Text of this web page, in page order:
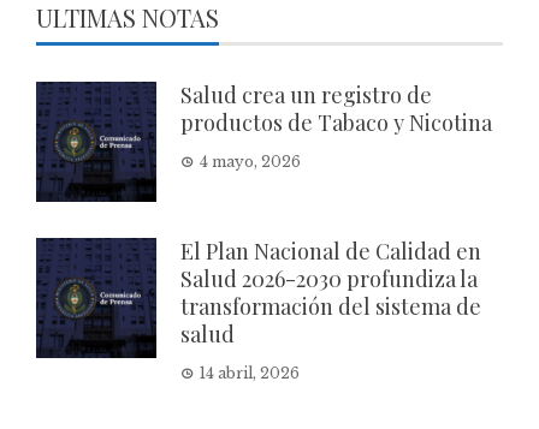
ULTIMAS NOTAS
Salud crea un registro de
productos de Tabaco y Nicotina
4 mayo, 2026
El Plan Nacional de Calidad en
Salud 2026-2030 profundiza la
transformación del sistema de
salud
14 abril, 2026